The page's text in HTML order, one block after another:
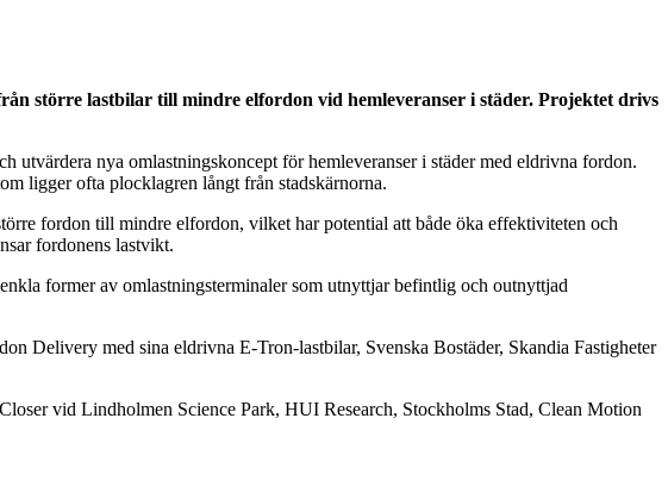
större lastbilar till mindre elfordon vid hemleveranser i städer. Projektet drivs
nya omlastningskoncept för hemleveranser i städer med eldrivna fordon.
ligger ofta plocklagren långt från stadskärnorna.
fordon till mindre elfordon, vilket har potential att både öka effektiviteten och
fordonens lastvikt.
former av omlastningsterminaler som utnyttjar befintlig och outnyttjad
Delivery med sina eldrivna E-Tron-lastbilar, Svenska Bostäder, Skandia Fastigheter
vid Lindholmen Science Park, HUI Research, Stockholms Stad, Clean Motion